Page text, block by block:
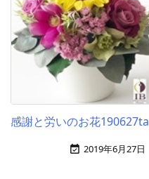
感謝と労いのお花190627ta
 2019年6月27日